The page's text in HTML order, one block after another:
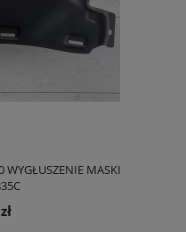
WYGŁUSZENIE MASKI